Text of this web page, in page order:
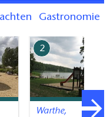
Gastronomie
2
Warthe,